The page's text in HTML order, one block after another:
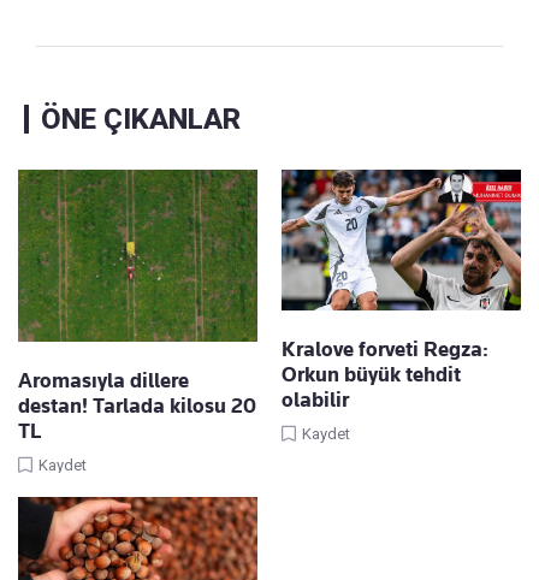
ÖNE ÇIKANLAR
Aromasıyla dillere
destan! Tarlada kilosu 20
TL
Kaydet
Kralove forveti Regza:
Orkun büyük tehdit
olabilir
Kaydet